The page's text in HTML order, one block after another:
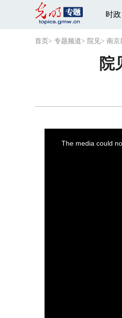
时政
首页 > 专题频道> 院见> 南京
院
The media could